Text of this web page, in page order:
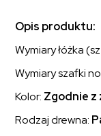
Opis produktu:
Wymiary łóżka
Wymiary szafki
Kolor: Zgodnie z
Rodzaj drewna: